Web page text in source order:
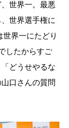
世界一。最悪
世界選手権に
界一にたどり
したからすご
どうせやるな
口さんの質問